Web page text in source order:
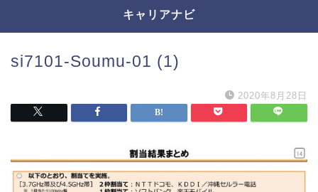
キャリアナビ
si7101-Soumu-01 (1)
2020年8月28日